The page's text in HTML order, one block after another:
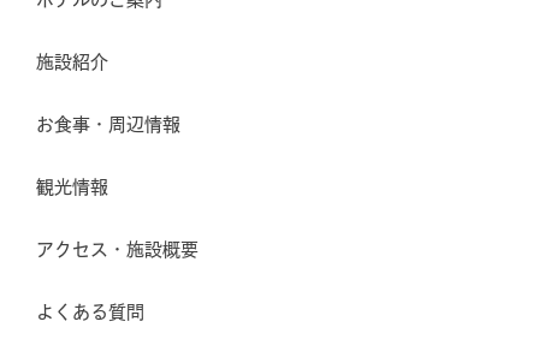
施設紹介
お食事・周辺情報
観光情報
アクセス・施設概要
よくある質問